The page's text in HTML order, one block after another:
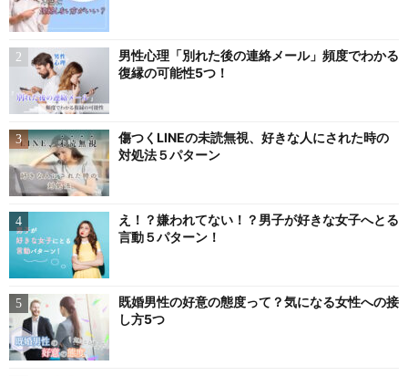
男性心理「別れた後の連絡メール」頻度でわかる
復縁の可能性5つ！
傷つくLINEの未読無視、好きな人にされた時の
対処法５パターン
え！？嫌われてない！？男子が好きな女子へとる
言動５パターン！
既婚男性の好意の態度って？気になる女性への接
し方5つ